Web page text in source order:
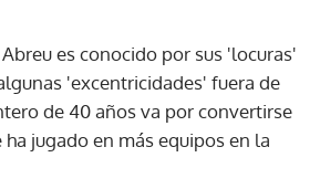
es conocido por sus 'locuras'
'excentricidades' fuera de
de 40 años va por convertirse
jugado en más equipos en la